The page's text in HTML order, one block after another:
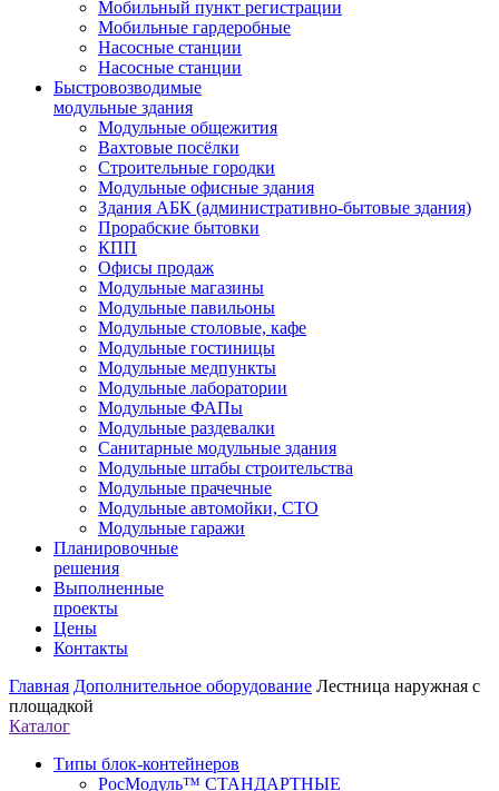
Мобильный пункт регистрации
Мобильные гардеробные
Насосные станции
Насосные станции
Быстровозводимые
модульные здания
Модульные общежития
Вахтовые посёлки
Строительные городки
Модульные офисные здания
Здания АБК (административно-бытовые здания)
Прорабские бытовки
КПП
Офисы продаж
Модульные магазины
Модульные павильоны
Модульные столовые, кафе
Модульные гостиницы
Модульные медпункты
Модульные лаборатории
Модульные ФАПы
Модульные раздевалки
Санитарные модульные здания
Модульные штабы строительства
Модульные прачечные
Модульные автомойки, СТО
Модульные гаражи
Планировочные
решения
Выполненные
проекты
Цены
Контакты
Главная Дополнительное оборудование Лестница наружная с
площадкой
Каталог
Типы блок-контейнеров
РосМодуль™ СТАНДАРТНЫЕ